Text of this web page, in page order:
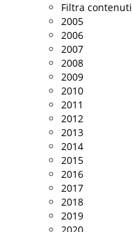
Filtra contenuti
2005
2006
2007
2008
2009
2010
2011
2012
2013
2014
2015
2016
2017
2018
2019